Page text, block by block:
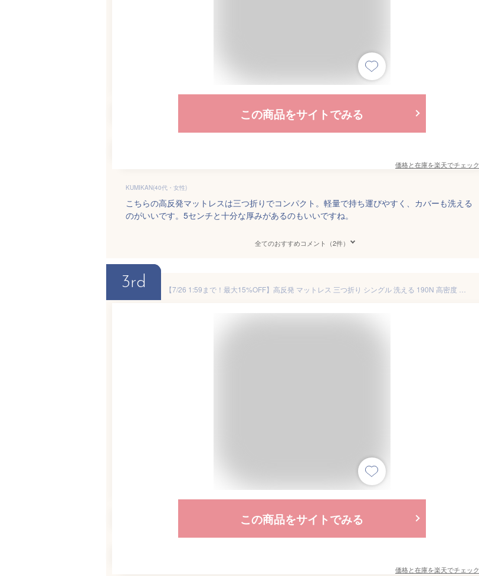
この商品をサイトでみる
価格と在庫を楽天でチェック
KUMIKAN(40代・女性)
こちらの高反発マットレスは三つ折りでコンパクト。軽量で持ち運びやすく、カバーも洗える
のがいいです。5センチと十分な厚みがあるのもいいですね。
全てのおすすめコメント（2件）
3rd
この商品をサイトでみる
価格と在庫を楽天でチェック